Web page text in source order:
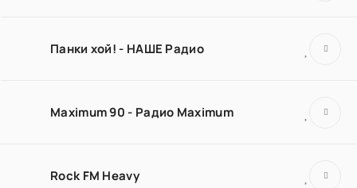
Панки хой! - НАШЕ Радио
Maximum 90 - Радио Maximum
Rock FM Heavy